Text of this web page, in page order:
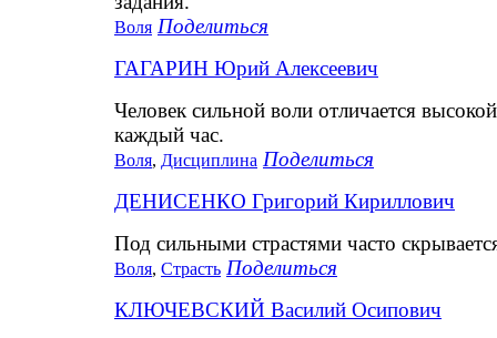
Воля Поделиться
ГАГАРИН Юрий Алексеевич
Человек сильной воли отличается
каждый час.
Воля, Дисциплина Поделиться
ДЕНИСЕНКО Григорий Кириллович
Под сильными страстями часто
Воля, Страсть Поделиться
КЛЮЧЕВСКИЙ Василий Осипович